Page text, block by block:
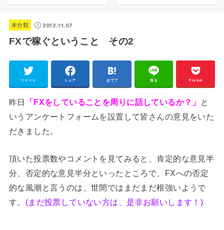
未分類 2012.11.07
FXで稼ぐということ その2
ツイート シェア はてブ 送る Pocket
昨日 「FXをしていることを周りに話しているか？」
と
いうアンケートフォームを設置して皆さんの意見をいた
だきました。
頂いた投票数やコメントを見てみると、肯定的な意見半
分、否定的な意見半分といったところで、FXへの否定
的な風潮と言うのは、世間ではまだまだ根強いようで
す。 (まだ投票していない方は、是非お願いします！)